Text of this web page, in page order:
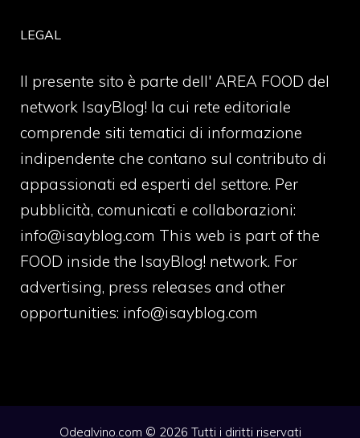
LEGAL
Il presente sito è parte dell' AREA FOOD del
network IsayBlog! la cui rete editoriale
comprende siti tematici di informazione
indipendente che contano sul contributo di
appassionati ed esperti del settore. Per
pubblicità, comunicati e collaborazioni:
info@isayblog.com This web is part of the
FOOD inside the IsayBlog! network. For
advertising, press releases and other
opportunities: info@isayblog.com
Odealvino.com © 2026 Tutti i diritti riservati